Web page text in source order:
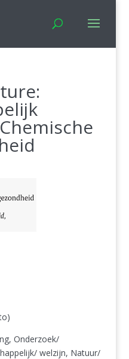
Onderzoek/
welzijn, Natuur/